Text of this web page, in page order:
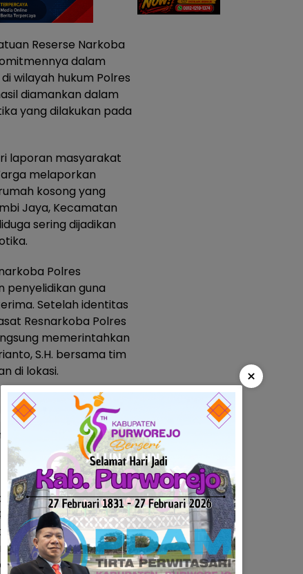
Reserse Narkoba
dalam
wilayah hukum Polres
diamankan dalam
yang dilakukan pada
laporan masyarakat
melaporkan
kosong yang
Jaya, Kecamatan
sering dijadikan
Polres
penyelidikan guna
Setelah identitas
Resnarkoba Polres
memerintahkan
S.H. bersama tim
di lokasi.
di dalam
pelaku
narkotika jenis
melakukan
lokasi kejadian. Dari
paket plastik klip
bruto 5,31 gram,
skop pipet plastik
yang diduga
×